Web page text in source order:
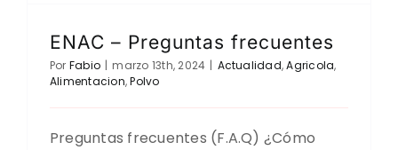
ENAC – Preguntas frecuentes
Por Fabio | marzo 13th, 2024 | Actualidad,Agricola,
Alimentacion,Polvo
Preguntas frecuentes (F.A.Q) ¿Cómo